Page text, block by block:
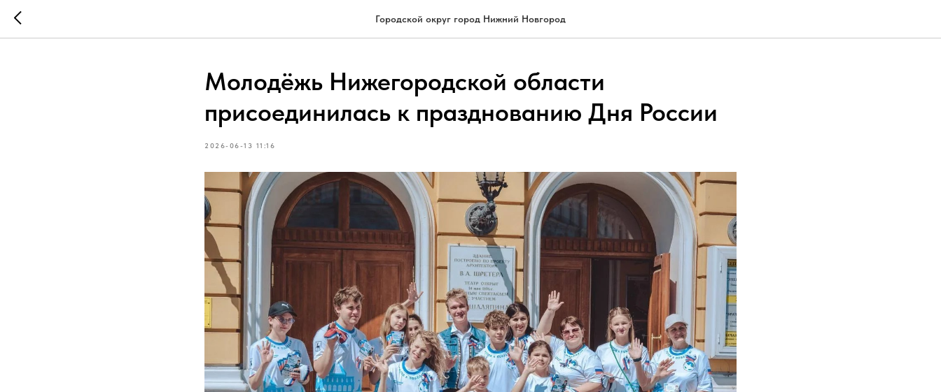
Городской округ город Нижний Новгород
Молодёжь Нижегородской области
присоединилась к празднованию Дня России
2026-06-13 11:16